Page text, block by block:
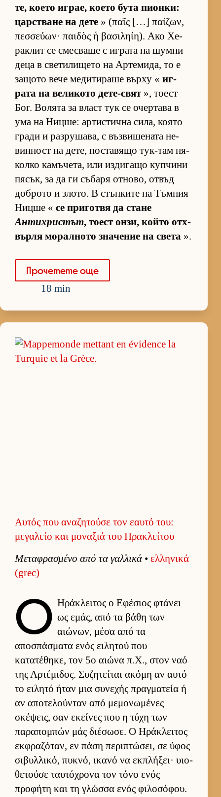
те, ко­ето иг­рае, ко­ето бута пи­он­ки:
цар­с­т­ване на дете » (παῖς […] παίζων,
πεσσεύων· παιδὸς ἡ βασιληίη). Ако Хе­
рак­лит се смес­ваше с иг­рата на шумни
деца в све­ти­ли­щето на Ар­те­ми­да, то е
за­щото вече ме­ди­ти­раше върху « иг­
рата на ве­ли­кото де­те-свят », то­ест
Бог. Во­лята за власт тук се очер­тава в
ума на Ниц­ше: ар­тис­тична си­ла, ко­ято
гради и раз­ру­ша­ва, с въз­ви­ше­ната не­
вин­ност на де­те, пос­та­вящо тук-там ня­
колко ка­мъ­че­та, или из­ди­гащо куп­чини
пя­сък, за да ги съ­баря от­но­во, от­въд
доб­рото и зло­то. В стъп­ките на Тъм­ния
Ницше « се при­готвя да стане
Антихристът, то­ест он­зи, който от­х­
върля мо­рал­ното зна­че­ние на света ».
Про­че­тете още
18 min
Αυτός που αναζητούσε τον εαυτό του:
μεγαλείο και μοναξιά του Ηρακλείτου
Μεταφρασμένο από τα γαλ­λικά• ελ­ληνικά
(grec)
Ο Ηράκλει­τος ο Εφέσιος φτάνει
ως εμάς, από τα βάθη των
αιώνων, μέσα από τα
αποσπάσματα ενός ει­λητού που
κατατέθηκε, τον 5ο αιώνα π.Χ., στον ναό
της Αρ­τέμιδος. Συζητεί­ται ακόμη αν αυτό
το ει­λητό ήταν μια συνεχής πραγ­ματεία ή
αν αποτελού­νταν από μεμονωμένες
σκέψεις, σαν εκεί­νες που η τύχη των
παραπομπών μάς διέσωσε. Ο Ηράκλει­τος
εκ­φραζόταν, εν πάση περιπτώσει, σε ύφος
σιβυλ­λικό, πυκνό, ικανό να εκ­πλήξει· υιο­
θετούσε ταυ­τόχρονα τον τόνο ενός
προφήτη και τη γλώσσα ενός φιλοσόφου.